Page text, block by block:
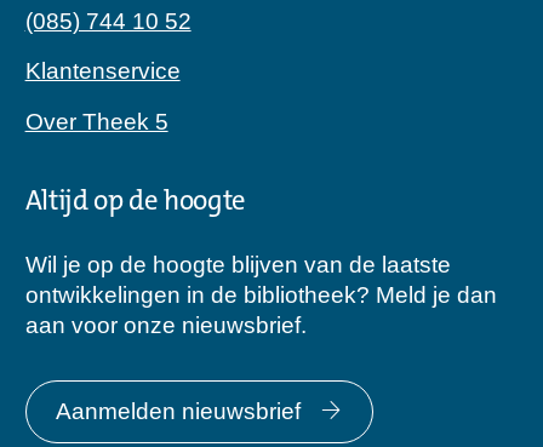
(085) 744 10 52
Klantenservice
Over Theek 5
Altijd op de hoogte
Wil je op de hoogte blijven van de laatste
ontwikkelingen in de bibliotheek? Meld je dan
aan voor onze nieuwsbrief.
Aanmelden nieuwsbrief